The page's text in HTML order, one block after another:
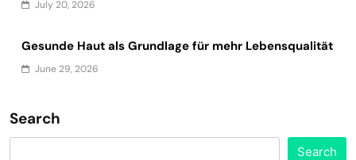
July 20, 2026
Gesunde Haut als Grundlage für mehr Lebensqualität
June 29, 2026
Search
Search